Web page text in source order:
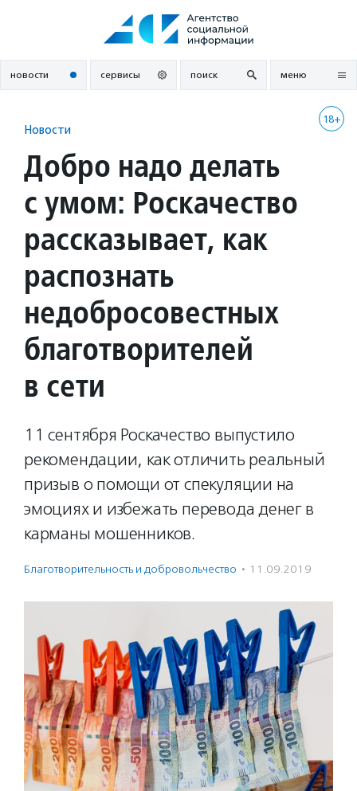
новости сервисы поиск меню
18+
Новости
Добро надо делать
с умом: Роскачество
рассказывает, как
распознать
недобросовестных
благотворителей
в сети
11 сентября Роскачество выпустило
рекомендации, как отличить реальный
призыв о помощи от спекуляции на
эмоциях и избежать перевода денег в
карманы мошенников.
Благотвори­тель­ность и доброволь­чест­во · 11.09.2019